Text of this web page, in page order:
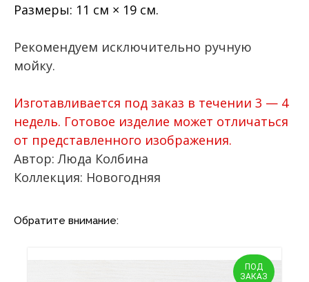
Размеры: 11 см × 19 см.
Рекомендуем исключительно ручную
мойку.
Изготавливается под заказ в течении 3 — 4
недель. Готовое изделие может отличаться
от представленного изображения.
Автор: Люда Колбина
Коллекция: Новогодняя
Обратите внимание:
ПОД
ЗАКАЗ